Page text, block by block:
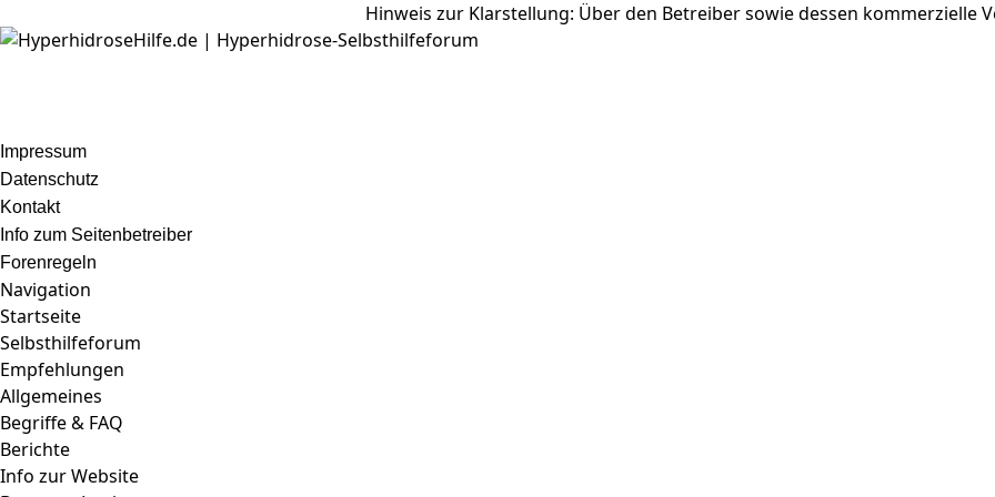
Hinweis zur Klarstellung: Über den Betreiber sowie dessen kommerzielle
Impressum
Datenschutz
Kontakt
Info zum Seitenbetreiber
Forenregeln
Navigation
Startseite
Selbsthilfeforum
Empfehlungen
Allgemeines
Begriffe & FAQ
Berichte
Info zur Website